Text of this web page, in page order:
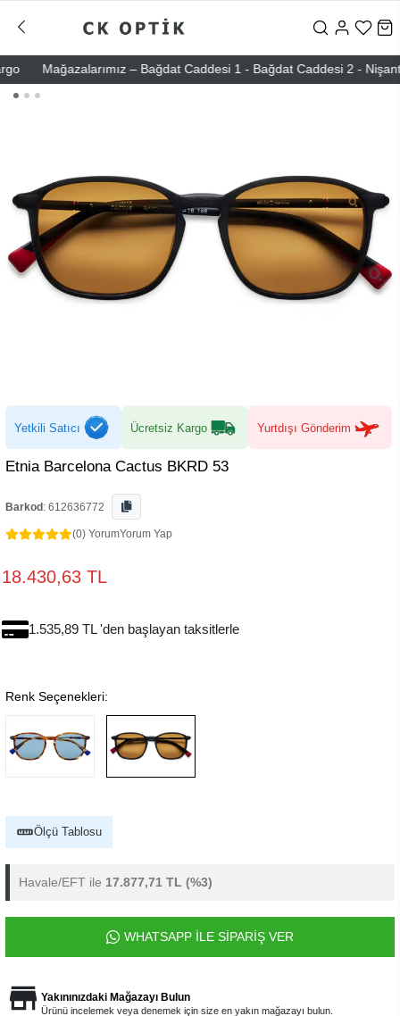
Mağazalarımız – Bağdat Caddesi 1 - Bağdat Caddesi 2 -
Yetkili Satıcı Ücretsiz Kargo Yurtdışı Gönderim
Etnia Barcelona Cactus BKRD 53
Barkod : 612636772
(0) YorumYorum Yap
18.430,63 TL
1.535,89 TL 'den başlayan taksitlerle
Renk Seçenekleri:
Ölçü Tablosu
Havale/EFT ile 17.877,71 TL (%3)
WHATSAPP İLE SİPARİŞ VER
Yakınınızdaki Mağazayı Bulun
Ürünü incelemek veya denemek için size en yakın mağazayı bulun.